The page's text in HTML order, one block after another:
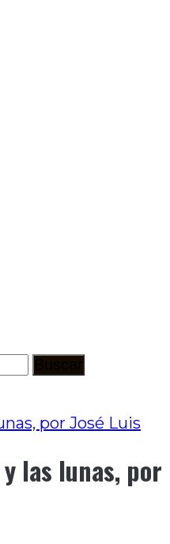
por José Luis
las lunas, por